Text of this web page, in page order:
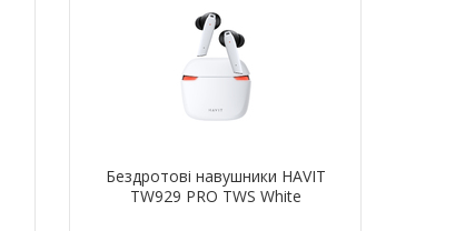
Бездротові навушники HAVIT
TW929 PRO TWS White